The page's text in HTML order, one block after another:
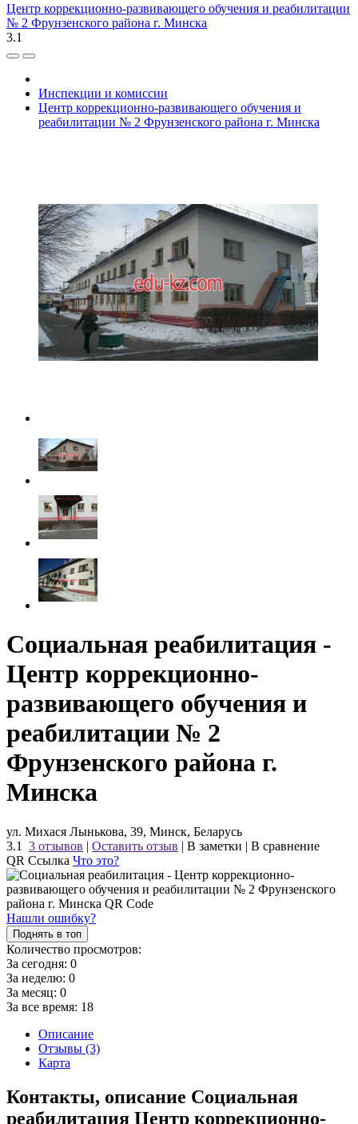
Центр коррекционно-развивающего обучения и реабилитации
№ 2 Фрунзенского района г. Минска
3.1
Инспекции и комиссии
Центр коррекционно-развивающего обучения и
реабилитации № 2 Фрунзенского района г. Минска
Социальная реабилитация -
Центр коррекционно-
развивающего обучения и
реабилитации № 2
Фрунзенского района г.
Минска
ул. Михася Лынькова, 39, Минск, Беларусь
3.1
3 отзывов | Оставить отзыв | В заметки | В сравнение
QR Ссылка Что это?
Нашли ошибку?
Поднять в топ
Количество просмотров:
За сегодня: 0
За неделю: 0
За месяц: 0
За все время: 18
Описание
Отзывы (3)
Карта
Контакты, описание Социальная
реабилитация Центр коррекционно-